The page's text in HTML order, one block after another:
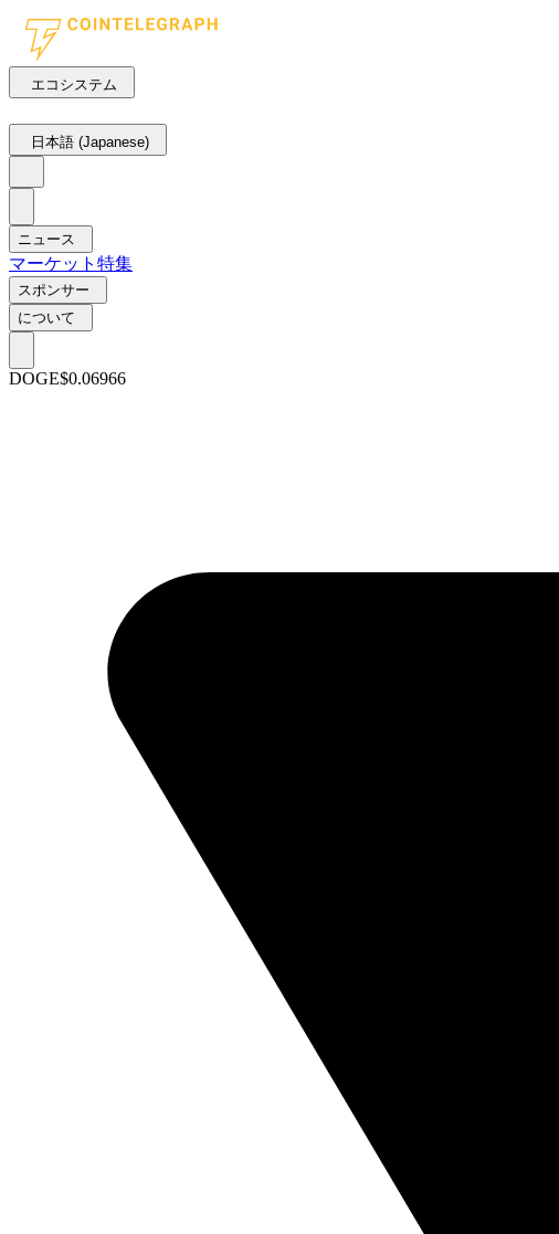
エコシステム
日本語 (Japanese)
ニュース
マーケット 特集
スポンサー
について
DOGE$0.06966